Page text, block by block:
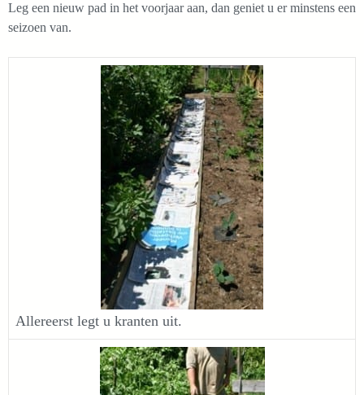
Leg een nieuw pad in het voorjaar aan, dan geniet u er minstens een
seizoen van.
Allereerst legt u kranten uit.